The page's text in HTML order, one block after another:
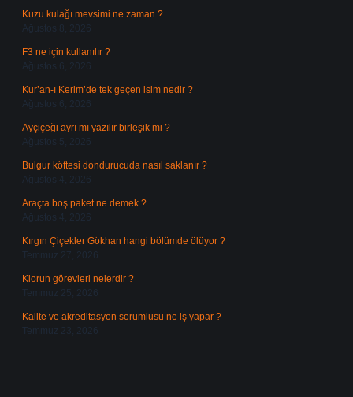
Kuzu kulağı mevsimi ne zaman ?
Ağustos 8, 2026
F3 ne için kullanılır ?
Ağustos 6, 2026
Kur’an-ı Kerim’de tek geçen isim nedir ?
Ağustos 6, 2026
Ayçiçeği ayrı mı yazılır birleşik mi ?
Ağustos 5, 2026
Bulgur köftesi dondurucuda nasıl saklanır ?
Ağustos 4, 2026
Araçta boş paket ne demek ?
Ağustos 4, 2026
Kırgın Çiçekler Gökhan hangi bölümde ölüyor ?
Temmuz 27, 2026
Klorun görevleri nelerdir ?
Temmuz 25, 2026
Kalite ve akreditasyon sorumlusu ne iş yapar ?
Temmuz 23, 2026